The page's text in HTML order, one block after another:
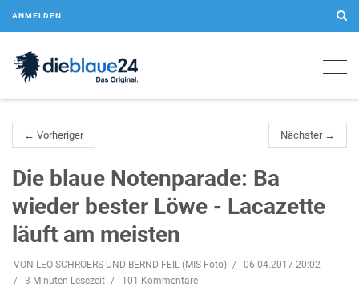
ANMELDEN
← Vorheriger Nächster →
Die blaue Notenparade: Ba
wieder bester Löwe - Lacazette
läuft am meisten
VON LEO SCHROERS UND BERND FEIL (MIS-Foto)
06.04.2017 20:02
3 Minuten Lesezeit
101 Kommentare